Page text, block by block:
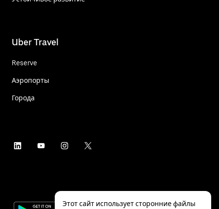
Uber Travel
Reserve
Аэропорты
Города
Этот сайт использует сторонние файлы